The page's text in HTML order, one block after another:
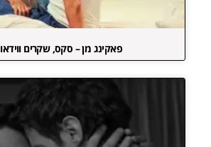
פאקינג מן – סקס, שקרים